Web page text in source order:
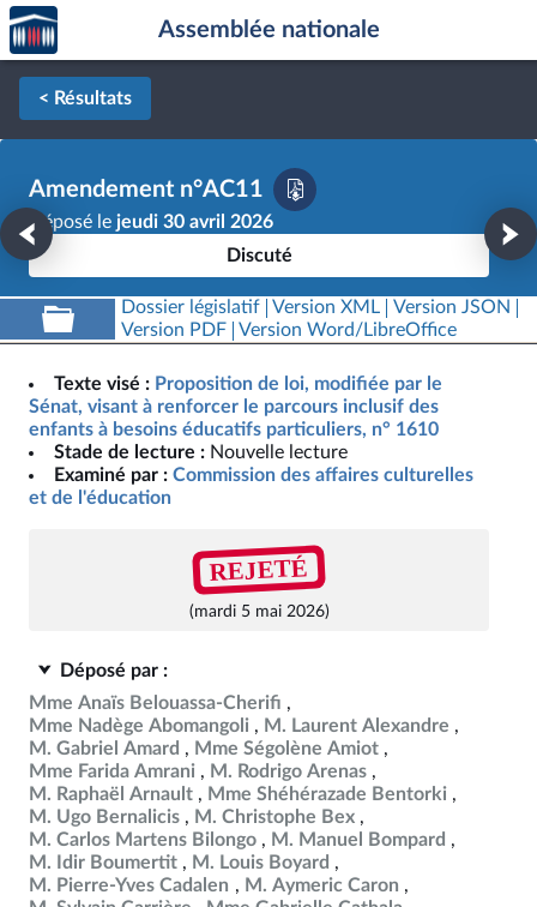
Aller au contenu
Aller en bas de la page
Accèder
à la
page
d'accueil
Assemblée nationale
< Résultats
Amendement n°AC11
Déposé le jeudi 30 avril 2026
Discuté
Dossier législatif Version XML
Version JSON
Version PDF
Version Word/LibreOffice
Texte visé : Proposition de loi, modifiée par le
Sénat, visant à renforcer le parcours inclusif des
enfants à besoins éducatifs particuliers, n° 1610
Stade de lecture : Nouvelle lecture
Examiné par : Commission des affaires culturelles
et de l'éducation
REJETÉ
(mardi 5 mai 2026)
Déposé par :
Mme Anaïs Belouassa-Cherifi
Mme Nadège Abomangoli
M. Laurent Alexandre
M. Gabriel Amard
Mme Ségolène Amiot
Mme Farida Amrani
M. Rodrigo Arenas
M. Raphaël Arnault
Mme Shéhérazade Bentorki
M. Ugo Bernalicis
M. Christophe Bex
M. Carlos Martens Bilongo
M. Manuel Bompard
M. Idir Boumertit
M. Louis Boyard
M. Pierre-Yves Cadalen
M. Aymeric Caron